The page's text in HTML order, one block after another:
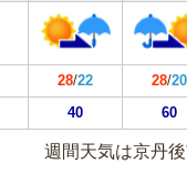
28/22 28/20
40 60
週間天気は京丹後